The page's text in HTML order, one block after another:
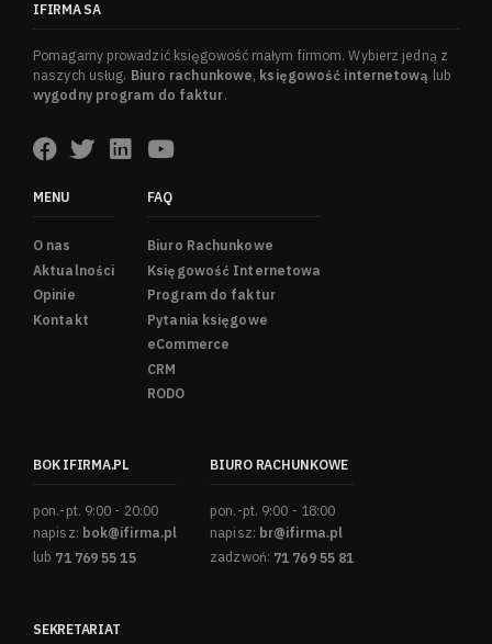
IFIRMA SA
Pomagamy prowadzić księgowość małym firmom. Wybierz jedną z
naszych usług. Biuro rachunkowe, księgowość internetową lub
wygodny program do faktur.
MENU
O nas
Aktualności
Opinie
Kontakt
FAQ
Biuro Rachunkowe
Księgowość Internetowa
Program do faktur
Pytania księgowe
eCommerce
CRM
RODO
BOK IFIRMA.PL
pon.-pt. 9:00 - 20:00
napisz: bok@ifirma.pl
lub 71 769 55 15
BIURO RACHUNKOWE
pon.-pt. 9:00 - 18:00
napisz: br@ifirma.pl
zadzwoń: 71 769 55 81
SEKRETARIAT